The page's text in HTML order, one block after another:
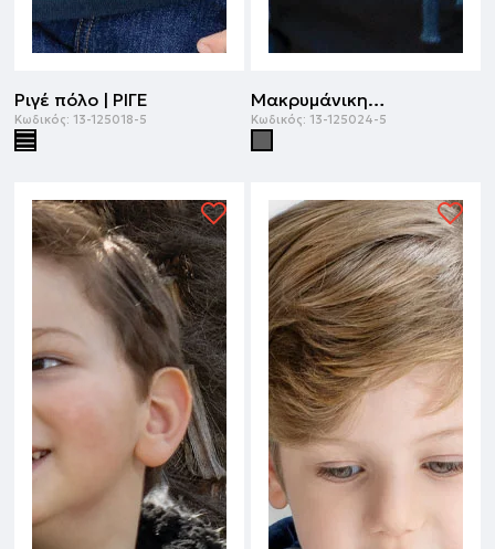
Ριγέ πόλο | ΡΙΓΕ
Κωδικός: 13-125018-5
Μακρυμάνικη μπλούζα | ΑΝΘΡΑΚΙ
Κωδικός: 13-125024-5